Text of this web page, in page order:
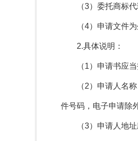
（3）委托商标
（4）申请文件
2.具体说明：
（1）申请书应
（2）申请人名
件号码，电子申请除
（3）申请人地